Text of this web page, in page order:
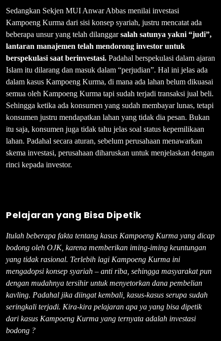
Sedangkan Sekjen MUI Anwar Abbas menilai investasi
Kampoeng Kurma dari sisi konsep syariah, justru mencatat ada
beberapa unsur yang telah dilanggarsalah satunya yakni “judi”,
lantaran manajemen telah mendorong investor untuk
berspekulasi saat berinvestasi. Padahal berspekulasi dalam ajaran
Islam itu dilarang dan masuk dalam “perjudian”. Hal ini jelas ada
dalam kasus Kampoeng Kurma, di mana ada lahan belum dikuasai
semua oleh Kampoeng Kurma tapi sudah terjadi transaksi jual beli.
Sehingga ketika ada konsumen yang sudah membayar lunas, tetapi
konsumen justru mendapatkan lahan yang tidak dia pesan. Bukan
itu saja, konsumen juga tidak tahu jelas soal status kepemilikaan
lahan. Padahal secara aturan, sebelum perusahaan menawarkan
skema investasi, perusahaan diharuskan untuk menjelaskan dengan
rinci kepada investor.
Pelajaran yang Bisa Dipetik
Itulah beberapa fakta tentang kasus Kampoeng Kurma yang dicap
bodong oleh OJK, karena memberikan iming-iming keuntungan
yang tidak rasional. Terlebih lagi Kampoeng Kurma ini
mengadopsi konsep syariah – anti riba, sehingga masyarakat pun
dengan mudahnya tersihir untuk menyetorkan dana pembelian
kavling. Padahal jika diingat kembali, kasus-kasus serupa sudah
seringkali terjadi. Kira-kira pelajaran apa ya yang bisa dipetik
dari kasus Kampoeng Kurma yang ternyata adalah investasi
bodong ?